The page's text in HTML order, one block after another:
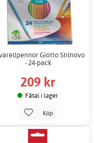
Giotto Stilnovo
- 24-pack
209 kr
Fåtal i lager
Köp